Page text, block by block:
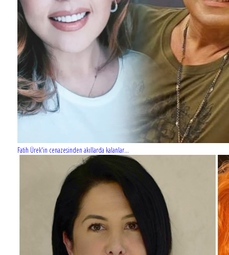
Fatih Ürek'in cenazesinden akıllarda kalanlar...